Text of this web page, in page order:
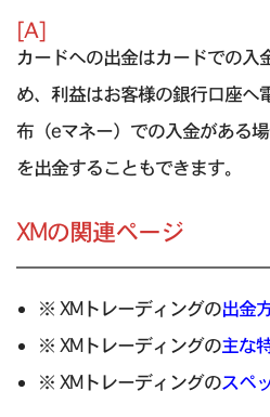
[A]
カードへの出金はカードでの入
め、利益はお客様の銀行口座へ
布（eマネー）での入金がある
を出金することもできます。
XMの関連ページ
※ XMトレーディングの出金
※ XMトレーディングの主な
※ XMトレーディングのスペ